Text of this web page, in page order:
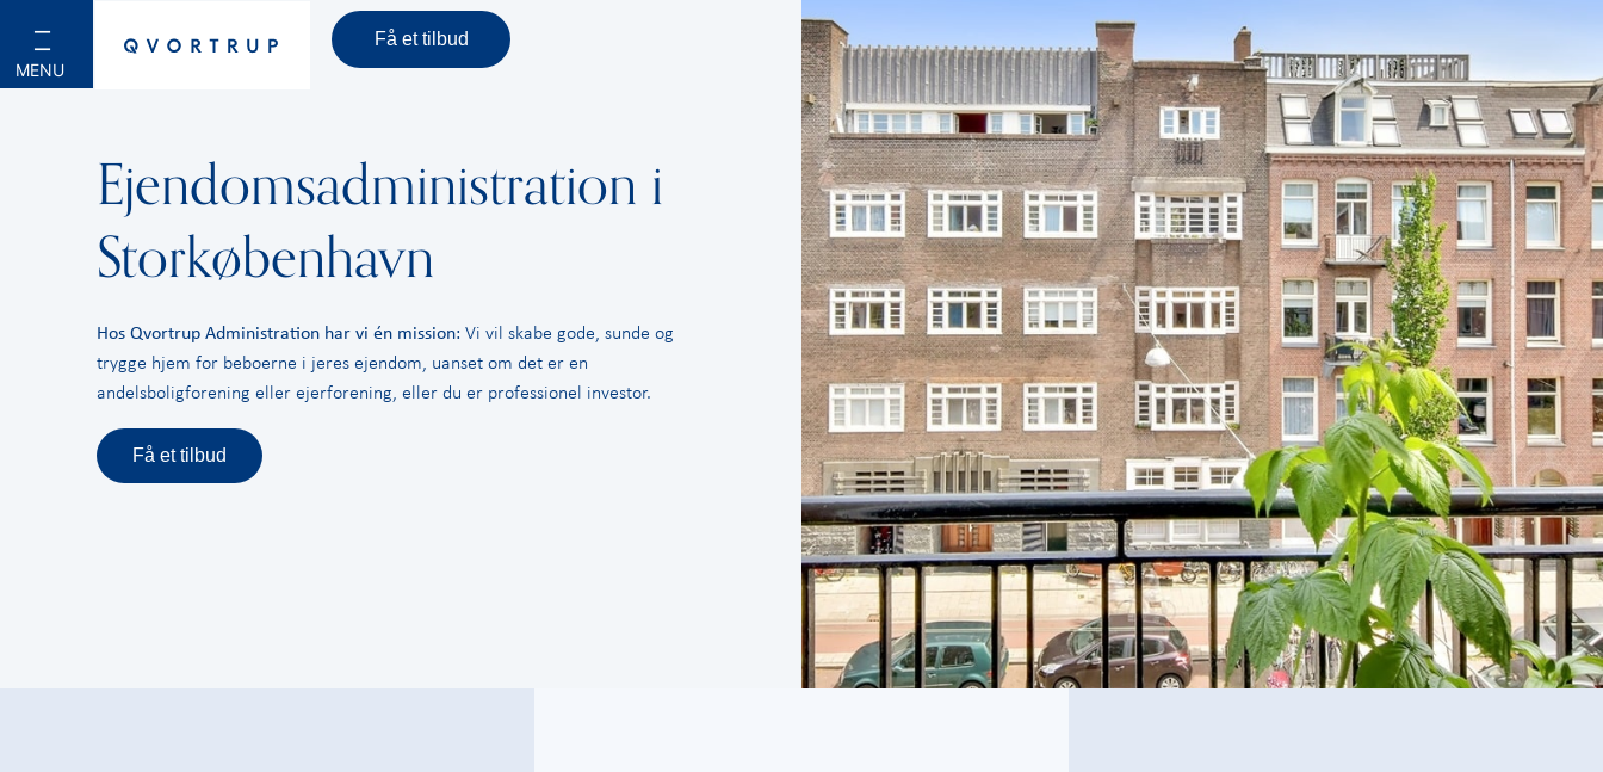
Få et tilbud
Ejendomsadministration i
Storkøbenhavn
Hos Qvortrup Administration har vi én mission: Vi vil skabe gode, sunde og
trygge hjem for beboerne i jeres ejendom, uanset om det er en
andelsboligforening eller ejerforening, eller du er professionel investor.
Få et tilbud